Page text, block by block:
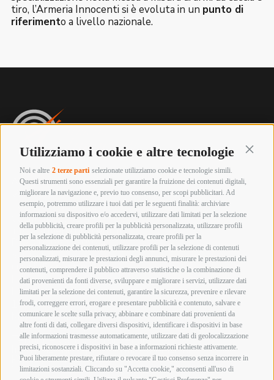
Utilizziamo i cookie e altre tecnologie
Noi e altre 2 terze parti selezionate utilizziamo cookie e tecnologie simili.
Questi strumenti sono essenziali per garantire la fruizione dei contenuti digitali,
migliorare la navigazione e, previo tuo consenso, per scopi pubblicitari. Ad
esempio, potremmo utilizzare i tuoi dati per le seguenti finalità: archiviare
informazioni su dispositivo e/o accedervi, utilizzare dati limitati per la selezione
della pubblicità, creare profili per la pubblicità personalizzata, utilizzare profili
per la selezione di pubblicità personalizzata, creare profili per la
personalizzazione dei contenuti, utilizzare profili per la selezione di contenuti
personalizzati, misurare le prestazioni degli annunci, misurare le prestazioni dei
contenuti, comprendere il pubblico attraverso statistiche o la combinazione di
dati provenienti da fonti diverse, sviluppare e migliorare i servizi, utilizzare dati
limitati per la selezione dei contenuti, garantire la sicurezza, prevenire e rilevare
frodi, correggere errori, erogare e presentare pubblicità e contenuto, salvare e
comunicare le scelte sulla privacy, abbinare e combinare dati provenienti da
altre fonti di dati, collegare diversi dispositivi, identificare i dispositivi in base
alle informazioni trasmesse automaticamente, utilizzare dati di geolocalizzazione
precisi, riconoscere i dispositivi in base a informazioni richieste attivamente.
Puoi liberamente prestare, rifiutare o revocare il tuo consenso senza incorrere in
limitazioni sostanziali. Cliccando su "Accetta cookie," acconsenti all'uso di
tiro, l’Armeria Innocenti si è evoluta in un punto di
riferimento a livello nazionale.
Armeria innocenti
Via Labriola, 219 – 59013 Montemurlo (PRATO)
Tel. +39 0574 652057
Whatsapp 392 4800893
info@armeriainnocenti.it
P.IVA 01652270974
Seguici su:
Orari di apertura
Lunedì mattina Chiuso
Lunedì pomeriggio
15:00 – 19:00
Martedì – Sabato
09:00 – 12:30 / 15:00 – 19:00
Termini e Condizioni di Vendita
Informazioni acquisto armi e munizioni
Privacy Policy
Cookie Policy